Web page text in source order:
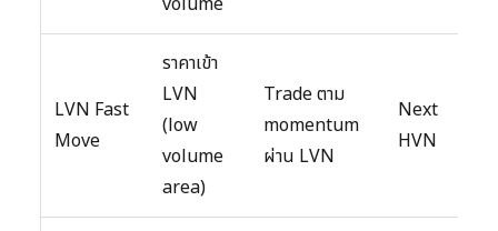
LVN Fast
Move
ราคาเข้า
LVN
(low
volume
area)
Trade ตาม
momentum
ผ่าน LVN
Next
HVN